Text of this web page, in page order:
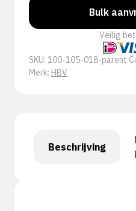
Bulk
Veilig
SKU: 100-105-018-parent
Merk: HBV
Beschrijving